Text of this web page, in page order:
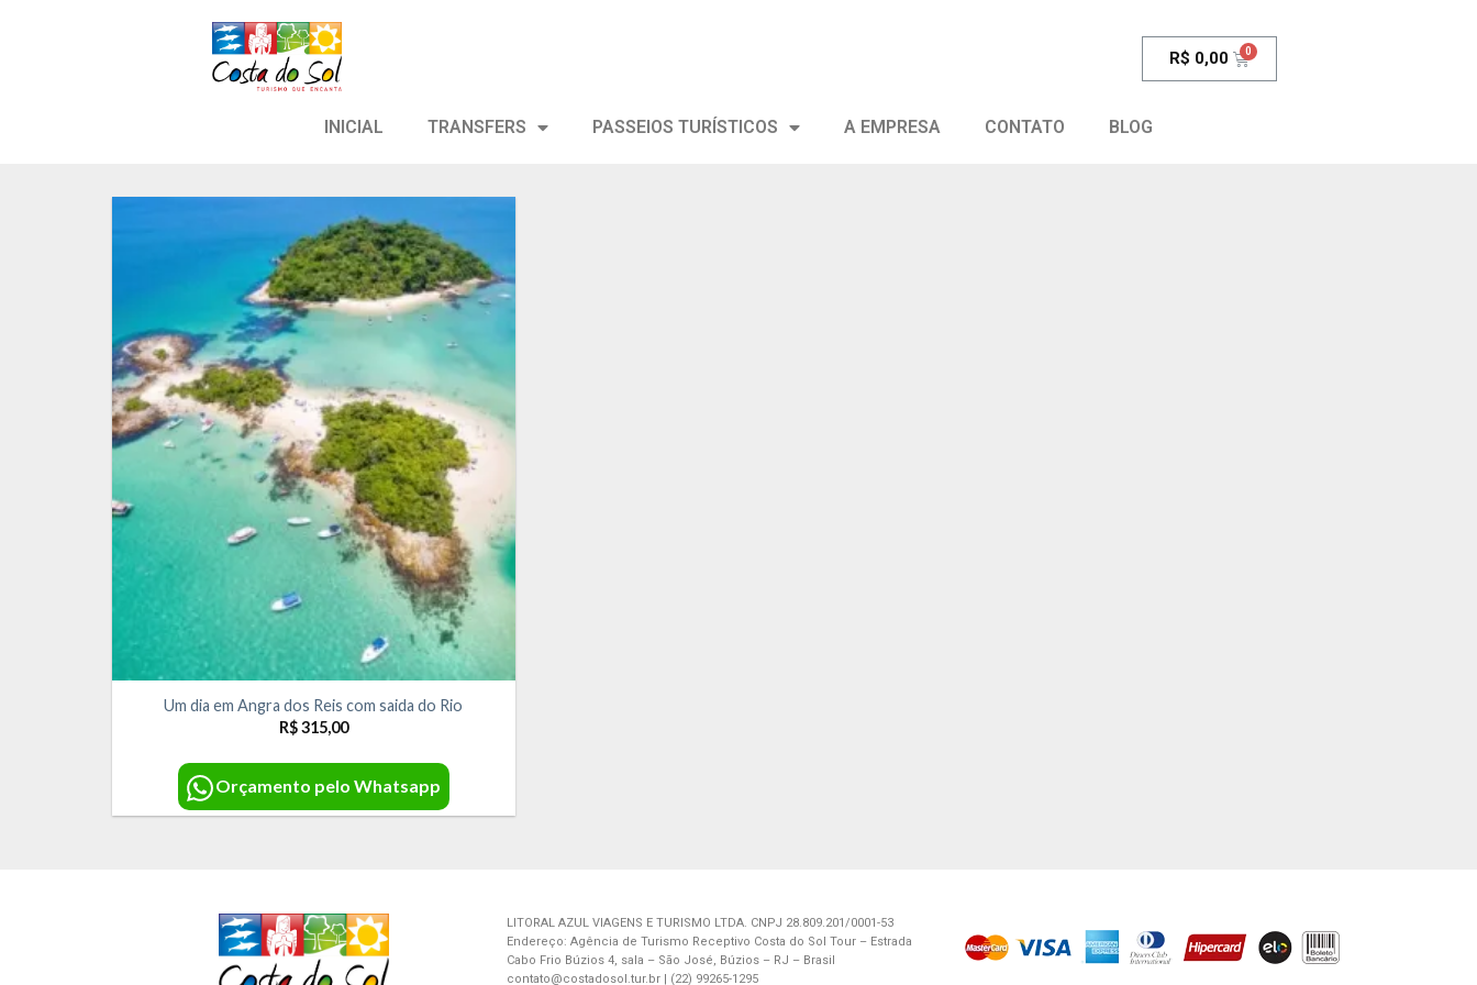
R$ 0,00
INICIAL TRANSFERS PASSEIOS TURÍSTICOS A EMPRESA CONTATO BLOG
Adicionar
aos meus
Um dia em Angra dos Reis com saida do Rio
R$315,00
Orçamento pelo Whatsapp
LITORAL AZUL VIAGENS E TURISMO LTDA. CNPJ 28.809.201/0001-53
Endereço: Agência de Turismo Receptivo Costa do Sol Tour – Estrada
Cabo Frio Búzios 4, sala – São José, Búzios – RJ – Brasil
contato@costadosol.tur.br | (22) 99265-1295